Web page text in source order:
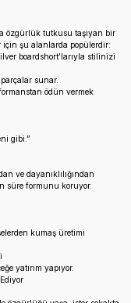
özgürlük tutkusu taşıyan bir
için şu alanlarda popülerdir:
boardshort’larıyla stilinizi
sunar.
ödün vermek
gibi.”
ve dayanıklılığından
süre formunu koruyor.
kumaş üretimi
yatırım yapıyor.